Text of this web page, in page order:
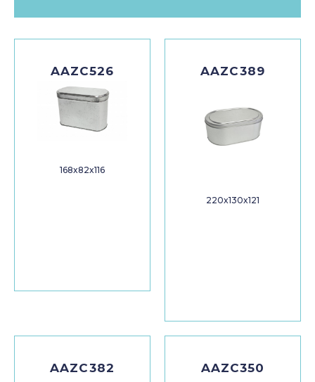
AAZC526
168x82x116
AAZC389
220x130x121
AAZC382 AAZC350